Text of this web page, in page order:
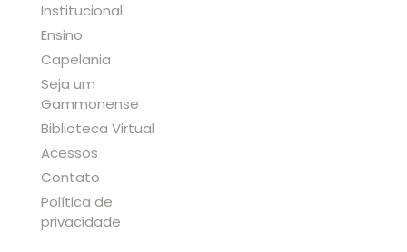
Institucional
Ensino
Capelania
Seja um
Gammonense
Biblioteca Virtual
Acessos
Contato
Política de
privacidade